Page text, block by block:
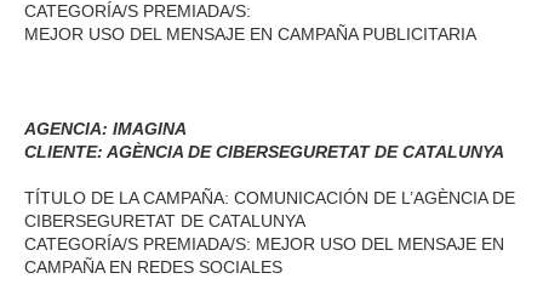
CATEGORÍA/S PREMIADA/S:
MEJOR USO DEL MENSAJE EN CAMPAÑA PUBLICITARIA
AGENCIA: IMAGINA
CLIENTE: AGÈNCIA DE CIBERSEGURETAT DE CATALUNYA
TÍTULO DE LA CAMPAÑA: COMUNICACIÓN DE L’AGÈNCIA DE
CIBERSEGURETAT DE CATALUNYA
CATEGORÍA/S PREMIADA/S: MEJOR USO DEL MENSAJE EN
CAMPAÑA EN REDES SOCIALES